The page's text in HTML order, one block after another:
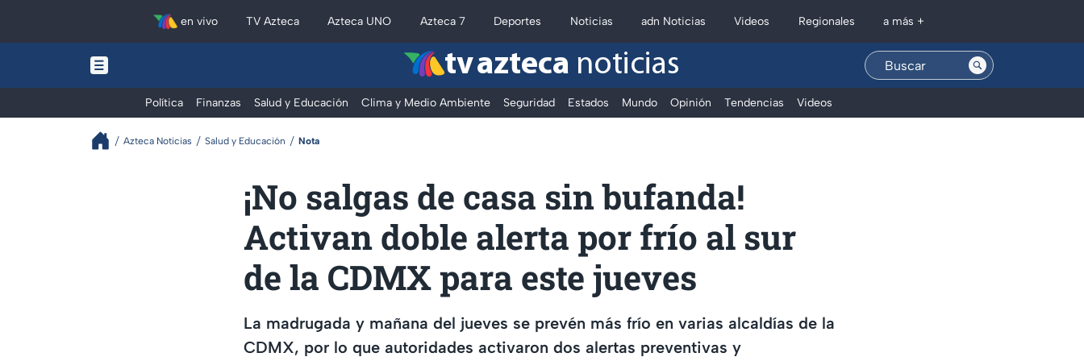
en vivo TV Azteca Azteca UNO Azteca 7 Deportes Noticias adn Noticias Videos Regionales a más +
tv azteca noticias
Política Finanzas Salud y Educación Clima y Medio Ambiente Seguridad Estados Mundo Opinión Tendencias Videos
Azteca Noticias Salud y Educación Nota
¡No salgas de casa sin bufanda!
Activan doble alerta por frío al sur
de la CDMX para este jueves
La madrugada y mañana del jueves se prevén más frío en varias alcaldías de la
CDMX, por lo que autoridades activaron dos alertas preventivas y